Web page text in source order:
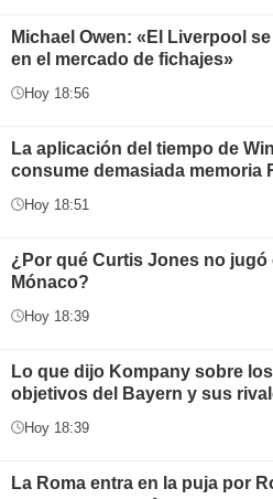
Michael Owen: «El Liverpool
en el mercado de fichajes»
Hoy 18:56
La aplicación del tiempo de
consume demasiada memoria
Hoy 18:51
¿Por qué Curtis Jones no jugó
Mónaco?
Hoy 18:39
Lo que dijo Kompany sobre
objetivos del Bayern y sus
Hoy 18:39
La Roma entra en la puja por